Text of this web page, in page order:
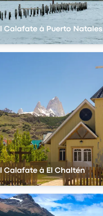
Calafate à Puerto Natales
Calafate à El Chaltén